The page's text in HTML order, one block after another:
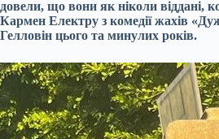
довели, що вони як ніколи віддані,
Кармен Електру з комедії жахів
Гелловін цього та минулих років.